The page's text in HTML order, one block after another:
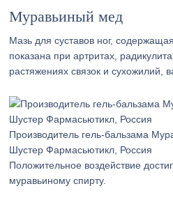
Муравьиный мед
Мазь для суставов ног,
показана при артритах,
растяжениях связок и сухожилий,
Производитель гель-бальзама
Шустер Фармасьютикл, Россия
Положительное воздействие
муравьиному спирту.